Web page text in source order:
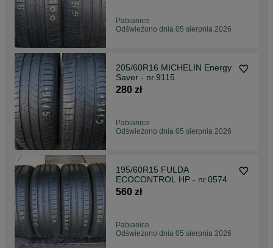
Pabianice
Odświeżono dnia 05 sierpnia 2026
205/60R16 MICHELIN Energy
Saver - nr.9115
280 zł
Pabianice
Odświeżono dnia 05 sierpnia 2026
195/60R15 FULDA
ECOCONTROL HP - nr.0574
560 zł
Pabianice
Odświeżono dnia 05 sierpnia 2026